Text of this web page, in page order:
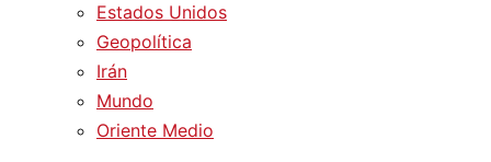
Estados Unidos
Geopolítica
Irán
Mundo
Oriente Medio